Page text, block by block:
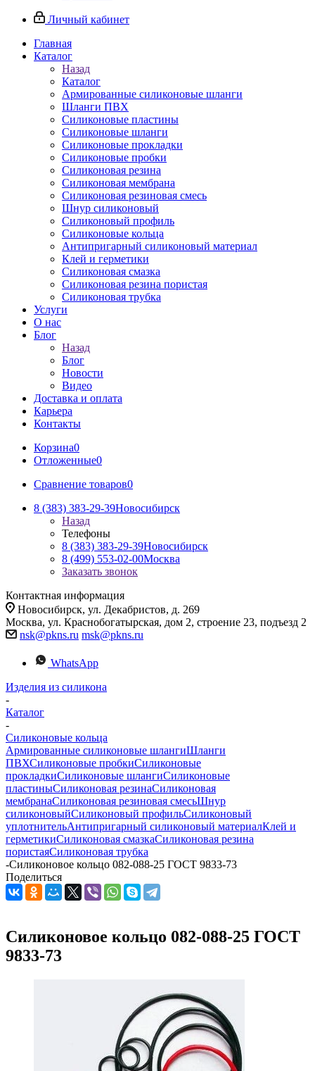
Личный кабинет
Главная
Каталог
Назад
Каталог
Армированные силиконовые шланги
Шланги ПВХ
Силиконовые пластины
Силиконовые шланги
Силиконовые прокладки
Силиконовые пробки
Силиконовая резина
Силиконовая мембрана
Силиконовая резиновая смесь
Шнур силиконовый
Силиконовый профиль
Силиконовые кольца
Антипригарный силиконовый материал
Клей и герметики
Силиконовая смазка
Силиконовая резина пористая
Силиконовая трубка
Услуги
О нас
Блог
Назад
Блог
Новости
Видео
Доставка и оплата
Карьера
Контакты
Корзина0
Отложенные0
Сравнение товаров0
8 (383) 383-29-39Новосибирск
Назад
Телефоны
8 (383) 383-29-39Новосибирск
8 (499) 553-02-00Москва
Заказать звонок
Контактная информация
Новосибирск, ул. Декабристов, д. 269
Москва, ул. Краснобогатырская, дом 2, строение 23, подъезд 2
nsk@pkns.ru msk@pkns.ru
WhatsApp
Изделия из силикона
-
Каталог
-
Силиконовые кольца
Армированные силиконовые шлангиШланги
ПВХСиликоновые пробкиСиликоновые
прокладкиСиликоновые шлангиСиликоновые
пластиныСиликоновая резинаСиликоновая
мембранаСиликоновая резиновая смесьШнур
силиконовыйСиликоновый профильСиликоновый
уплотнительАнтипригарный силиконовый материалКлей и
герметикиСиликоновая смазкаСиликоновая резина
пористаяСиликоновая трубка
-Силиконовое кольцо 082-088-25 ГОСТ 9833-73
Поделиться
Силиконовое кольцо 082-088-25 ГОСТ
9833-73